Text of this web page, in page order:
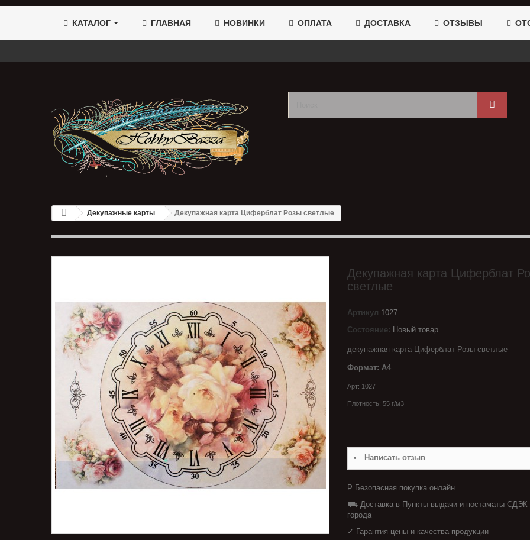
КАТАЛОГ ГЛАВНАЯ НОВИНКИ ОПЛАТА ДОСТАВКА ОТЗЫВЫ
Декупажные карты Декупажная карта Циферблат Розы светлые
Декупажная карта Циферблат
светлые
Артикул 1027
Состояние: Новый товар
декупажная карта Циферблат Розы светлые
Формат: А4
Арт: 1027
Плотность: 55 г/м3
Написать отзыв
₱ Безопасная покупка онлайн
⛟ Доставка в Пункты выдачи и постаматы СДЭК
города
✓ Гарантия цены и качества продукции